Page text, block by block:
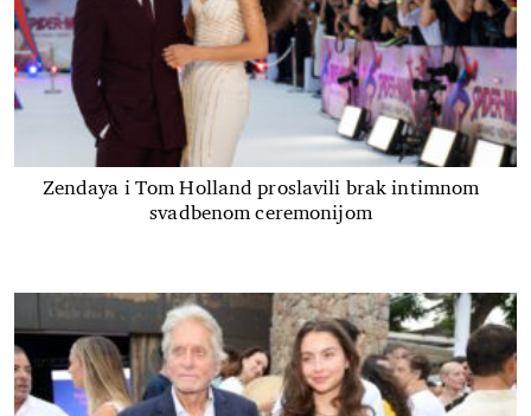
Zendaya i Tom Holland proslavili brak intimnom
svadbenom ceremonijom